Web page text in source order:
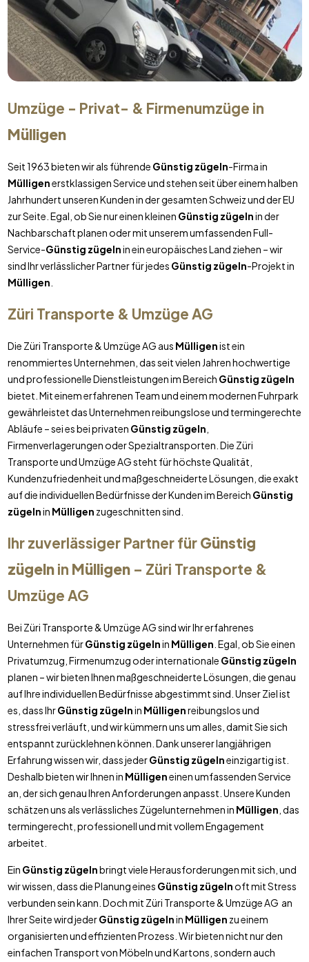
Umzüge - Privat- & Firmenumzüge in
Mülligen
Seit 1963 bieten wir als führende Günstig zügeln-Firma in
Mülligenerstklassigen Service und stehen seit über einem halben
Jahrhundert unseren Kunden in der gesamten Schweiz und der EU
zur Seite. Egal, ob Sie nur einen kleinen Günstig zügelnin der
Nachbarschaft planen oder mit unserem umfassenden Full-
Service-Günstig zügelnin ein europäisches Land ziehen – wir
sind Ihr verlässlicher Partner für jedes Günstig zügeln-Projekt in
Mülligen
Züri Transporte & Umzüge AG
Die Züri Transporte & Umzüge AG aus Mülligenist ein
renommiertes Unternehmen, das seit vielen Jahren hochwertige
und professionelle Dienstleistungen im Bereich Günstig zügeln
bietet. Mit einem erfahrenen Team und einem modernen Fuhrpark
gewährleistet das Unternehmen reibungslose und termingerechte
Abläufe – sei es bei privaten Günstig zügeln
Firmenverlagerungen oder Spezialtransporten. Die Züri
Transporte und Umzüge AG steht für höchste Qualität,
Kundenzufriedenheit und maßgeschneiderte Lösungen, die exakt
auf die individuellen Bedürfnisse der Kunden im Bereich Günstig
zügelnin Mülligen zugeschnitten sind.
Ihr zuverlässiger Partner fürGünstig
zügelnin Mülligen– Züri Transporte &
Umzüge AG
Bei Züri Transporte & Umzüge AG sind wir Ihr erfahrenes
Unternehmen fürGünstig zügelnin Mülligen . Egal, ob Sie einen
Privatumzug, Firmenumzug oder internationale Günstig zügeln
planen – wir bieten Ihnen maßgeschneiderte Lösungen, die genau
auf Ihre individuellen Bedürfnisse abgestimmt sind. Unser Ziel ist
es, dass IhrGünstig zügelnin Mülligenreibungslos und
stressfrei verläuft, und wir kümmern uns um alles, damit Sie sich
entspannt zurücklehnen können. Dank unserer langjährigen
Erfahrung wissen wir, dass jederGünstig zügelneinzigartig ist.
Deshalb bieten wir Ihnen in Mülligeneinen umfassenden Service
an, der sich genau Ihren Anforderungen anpasst. Unsere Kunden
schätzen uns als verlässliches Zügelunternehmen in Mülligen , das
termingerecht, professionell und mit vollem Engagement
arbeitet.
Ein Günstig zügelnbringt viele Herausforderungen mit sich, und
wir wissen, dass die Planung eines Günstig zügelnoft mit Stress
verbunden sein kann. Doch mit Züri Transporte & Umzüge AG an
Ihrer Seite wird jederGünstig zügelnin Mülligen zu einem
organisierten und effizienten Prozess. Wir bieten nicht nur den
einfachen Transport von Möbeln und Kartons, sondern auch